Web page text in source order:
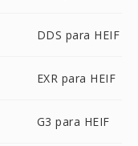
DDS para HEIF
EXR para HEIF
G3 para HEIF